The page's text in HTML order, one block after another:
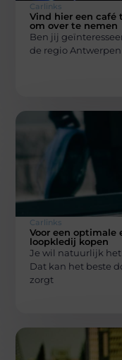
Carlinks
Vind hier een café
om over te nemen
Ben jij
de regio
Carlinks
Voor een optimale
loopkledij kopen
Je wil natuurlijk
Dat kan het beste
zorgt